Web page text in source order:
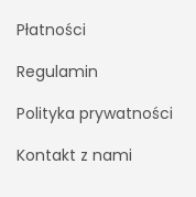
Płatności
Regulamin
Polityka prywatności
Kontakt z nami